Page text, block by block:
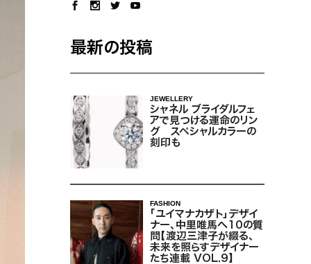
最新の投稿
JEWELLERY
シャネル ブライダルフェ
アで見つける運命のリン
グ スペシャルカラーの
刻印も
FASHION
「ユイマナカザト」デザイ
ナー、中里唯馬へ10の質
問【渡辺三津子が綴る、
未来を照らすデザイナー
たち連載 VOL.9】